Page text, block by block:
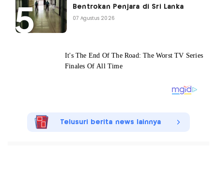
Bentrokan Penjara di Sri Lanka
07 Agustus 2026
Telusuri berita news lainnya